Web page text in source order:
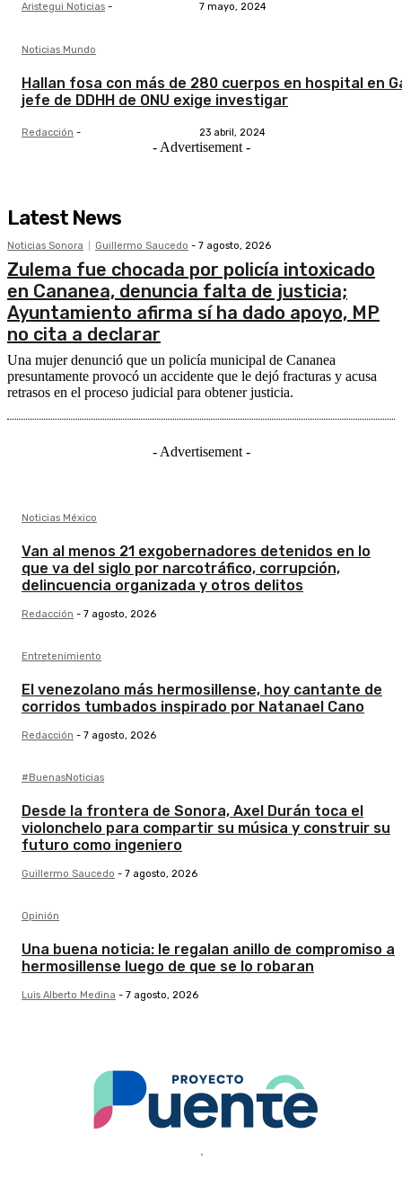
Aristegui Noticias - 7 mayo, 2024
Noticias Mundo
Hallan fosa con más de 280 cuerpos en hospital en
jefe de DDHH de ONU exige investigar
Redacción - 23 abril, 2024
- Advertisement -
Latest News
Noticias Sonora Guillermo Saucedo - 7 agosto, 2026
Zulema fue chocada por policía intoxicado
en Cananea, denuncia falta de justicia;
Ayuntamiento afirma sí ha dado apoyo, MP
no cita a declarar
Una mujer denunció que un policía municipal de Cananea
presuntamente provocó un accidente que le dejó fracturas y acusa
retrasos en el proceso judicial para obtener justicia.
- Advertisement -
Noticias México
Van al menos 21 exgobernadores detenidos en lo
que va del siglo por narcotráfico, corrupción,
delincuencia organizada y otros delitos
Redacción - 7 agosto, 2026
Entretenimiento
El venezolano más hermosillense, hoy cantante de
corridos tumbados inspirado por Natanael Cano
Redacción - 7 agosto, 2026
#BuenasNoticias
Desde la frontera de Sonora, Axel Durán toca el
violonchelo para compartir su música y construir su
futuro como ingeniero
Guillermo Saucedo - 7 agosto, 2026
Opinión
Una buena noticia: le regalan anillo de compromiso a
hermosillense luego de que se lo robaran
Luis Alberto Medina - 7 agosto, 2026
.